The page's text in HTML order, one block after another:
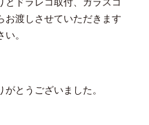
とドラレコ取付、ガラスコ
お渡しさせていただきます
。
とうございました。